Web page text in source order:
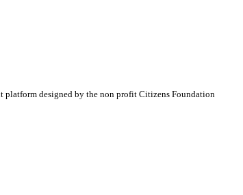
platform designed by the non profit Citizens Foundation